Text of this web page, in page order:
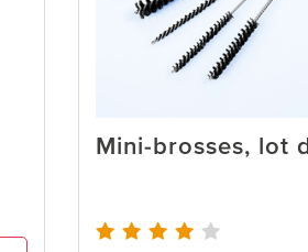
Mini-brosses, lot